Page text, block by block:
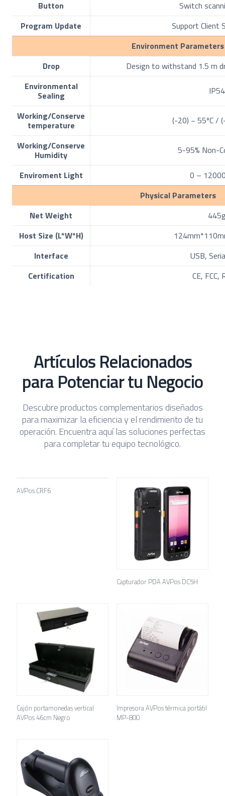
Button
Switch
Program Update
Support Client
Environment Parameters
Drop
Design to withstand 1.5 m
Environmental
Sealing IP54
Working/Conserve
temperature (-20) ~ 55ºC /
Working/Conserve
Humidity 5-95% Non-
Enviroment Light
0 –
Physical Parameters
Net Weight
Host Size (L*W*H)
Interface
USB,
Certification
CE, FCC,
Artículos Relacionados
para Potenciar tu Negocio
Descubre productos complementarios diseñados
para maximizar la eficiencia y el rendimiento de tu
operación. Encuentra aquí las soluciones perfectas
para completar tu equipo tecnológico.
AVPos CRF6
Capturador PDA AVPos DC5H
Cajón portamonedas vertical
AVPos 46cm Negro
Impresora AVPos térmica portátil
MP-800